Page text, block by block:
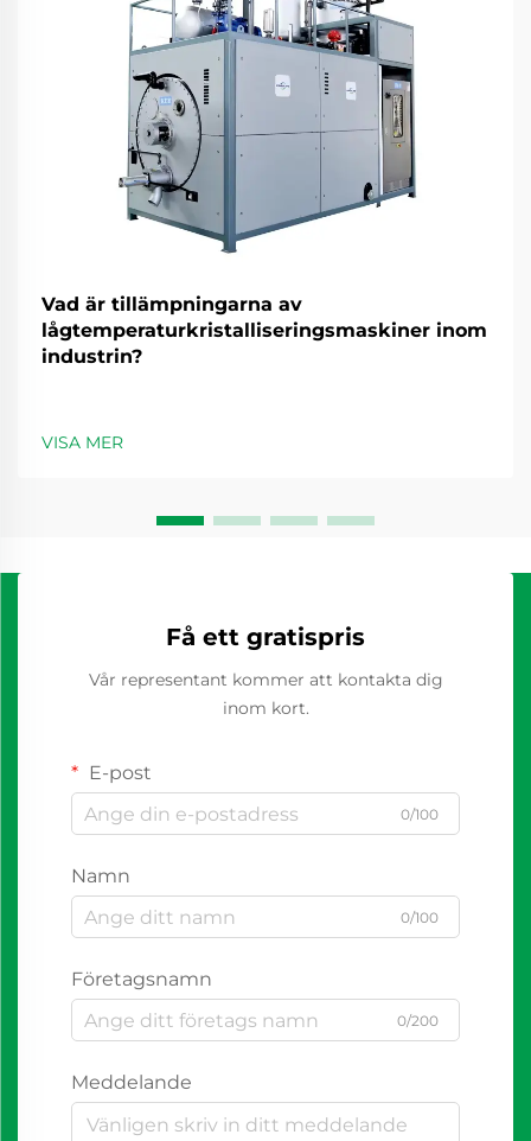
Vad är tillämpningarna av
lågtemperaturkristalliseringsmaskiner inom
industrin?
VISA MER
Få ett gratispris
Vår representant kommer att kontakta dig
inom kort.
E-post
0/100
Namn
0/100
Företagsnamn
0/200
Meddelande